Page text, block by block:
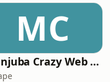
MC
Manjuba Crazy Web Rádio